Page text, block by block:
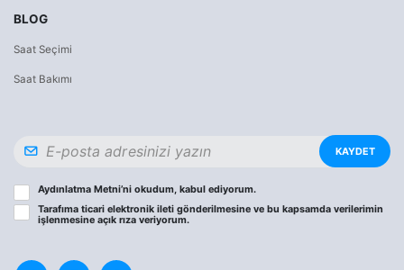
BLOG
Saat Seçimi
Saat Bakımı
KAYDET
Aydınlatma Metni’ni okudum, kabul ediyorum.
Tarafıma ticari elektronik ileti gönderilmesine ve bu kapsamda verilerimin
işlenmesine açık rıza veriyorum.